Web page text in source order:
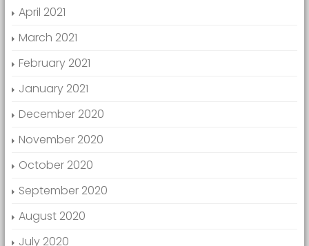
April 2021
March 2021
February 2021
January 2021
December 2020
November 2020
October 2020
September 2020
August 2020
July 2020